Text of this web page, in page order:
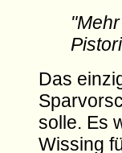
Das
solle. Es
Wissing